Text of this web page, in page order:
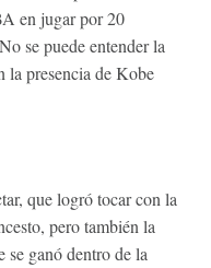
en jugar por 20
se puede entender la
la presencia de Kobe
que logró tocar con la
pero también la
se ganó dentro de la